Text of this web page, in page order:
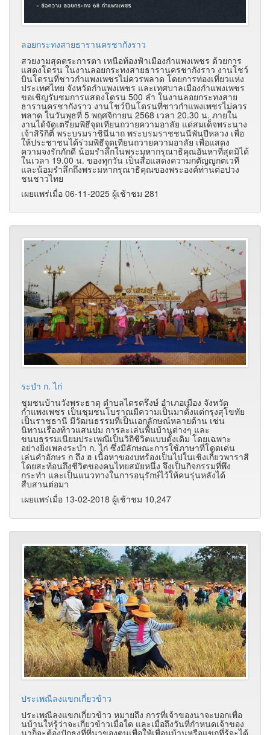
ลอยกระทงสายธารานครชากังราว
สวยงามสุดตระการตา เหนือท้องฟ้าเมืองกำแพงเพชร ด้วยการ
แสดงโดรน ในงานลอยกระทงสายธารานครชากังราว งานโชว์
บินโดรนที่ชาวกำแพงเพชรไม่ควรพลาด โดยการท่องเที่ยวแห่ง
ประเทศไทย จังหวัดกำแพงเพชร และเทศบาลเมืองกำแพงเพชร
ขอเชิญรับชมการแสดงโดรน 500 ลำ ในงานลอยกระทงสาย
ธารานครชากังราว งานโชว์บินโดรนที่ชาวกำแพงเพชรไม่ควร
พลาด ในวันพุธที่ 5 พฤศจิกายน 2568 เวลา 20.30 น. ภายใน
งานได้จัดเตรียมพิธีจุดเทียนถวายความอาลัย แด่สมเด็จพระนาง
เจ้าสิริกิติ์ พระบรมราชินีนาถ พระบรมราชชนนีพันปีหลวง เพื่อ
ให้ประชาชนได้ร่วมพิธีจุดเทียนถวายความอาลัย เพื่อแสดง
ความจงรักภักดี น้อมรำลึกในพระมหากรุณาธิคุณอันหาที่สุดมิได้
ในเวลา 19.00 น. ของทุกวัน เป็นสื่อแสดงความกตัญญูกตเวที
และน้อมรำลึกถึงพระมหากรุณาธิคุณของพระองค์ท่านต่อปวง
ชนชาวไทย
เผยแพร่เมื่อ 06-11-2025 ผู้เช้าชม 281
ระบำ ก. ไก่
ชุมชนบ้านวังพระธาตุ ตำบลไตรตรึงษ์ อำเภอเมือง จังหวัด
กำแพงเพชร เป็นชุมชนโบราณมีความเป็นมาตั้งแต่กรุงสุโขทัย
เป็นราชธานี มีวัฒนธรรมที่เป็นเอกลักษณ์หลายด้าน เช่น
นิทานเรื่องท้าวแสนปม การละเล่นพื้นบ้านต่างๆ และ
ขนบธรรมเนียมประเพณีเป็นวิถีชีวิตแบบดั้งเดิม โดยเฉพาะ
อย่างยิ่งเพลงระบำ ก. ไก่ ซึ่งมีลักษณะการใช้ภาษาที่โดดเด่น
เล่นคำอักษร ก ถึง ฮ เนื้อหาของบทร้องเป็นไปในเชิงเกี้ยวพาราสี
โดยสะท้อนถึงชีวิตของคนไทยสมัยหนึ่ง จึงเป็นกิจกรรมที่พึง
กระทำ และเป็นแนวทางในการอนุรักษ์ไว้ให้คนรุ่นหลังได้
สืบสานต่อมา
เผยแพร่เมื่อ 13-02-2018 ผู้เช้าชม 10,247
ประเพณีลงแขกเกี่ยวข้าว
ประเพณีลงแขกเกี่ยวข้าว หมายถึง การที่เจ้าของนาจะบอกเพื่อ
นบ้านให่รู้ว่าจะเกี่ยวข้าวเมื่อใด และเมื่อถึงวันที่กำหนดเจ้าของ